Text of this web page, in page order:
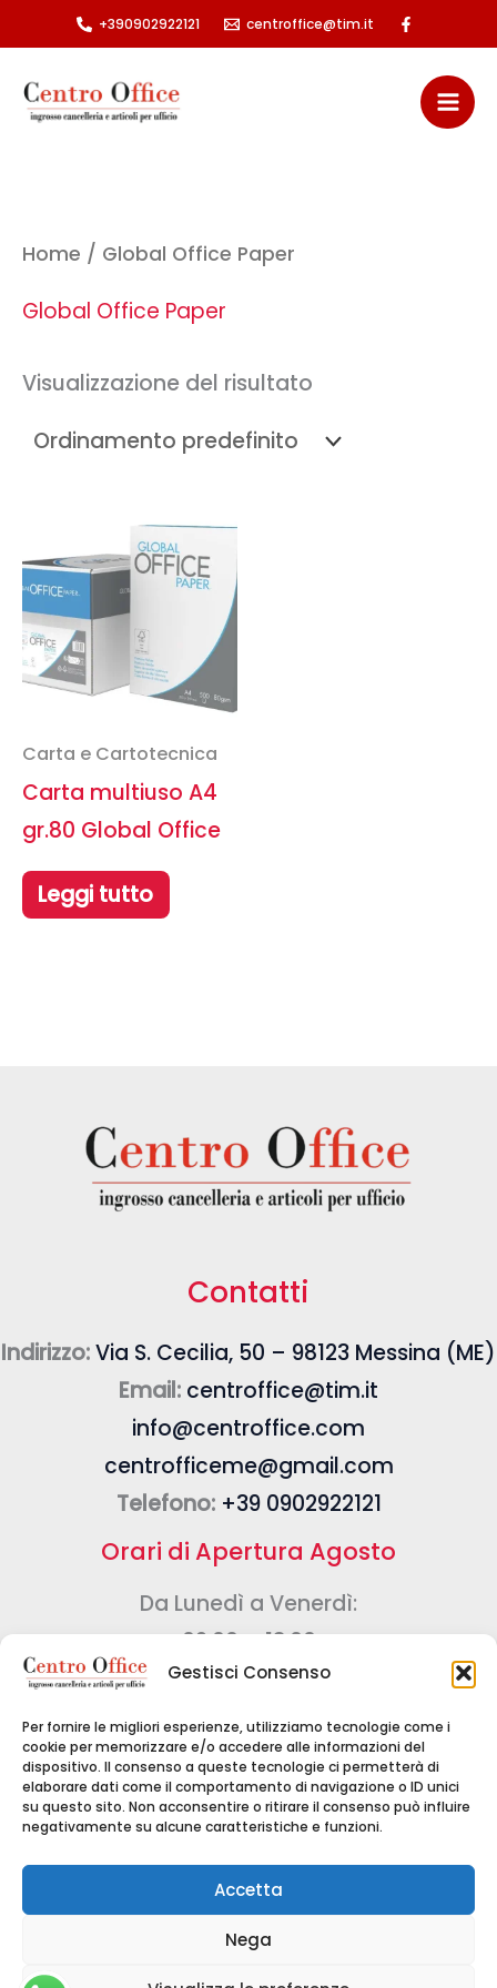
Gestisci Consenso
Per fornire le migliori esperienze, utilizziamo tecnologie come i
cookie per memorizzare e/o accedere alle informazioni del
dispositivo. Il consenso a queste tecnologie ci permetterà di
elaborare dati come il comportamento di navigazione o ID unici
su questo sito. Non acconsentire o ritirare il consenso può influire
negativamente su alcune caratteristiche e funzioni.
Accetta
Nega
al
contenuto
+390902922121 centroffice@tim.it
Home / Global Office Paper
Global Office Paper
Visualizzazione del risultato
Carta e Cartotecnica
Carta multiuso A4
gr.80 Global Office
Leggi tutto
Contatti
Indirizzo:Via S. Cecilia, 50 – 98123 Messina (ME)
Email: centroffice@tim.it
info@centroffice.com
centrofficeme@gmail.com
Telefono: +39 0902922121
Orari di Apertura Agosto
Da Lunedì a Venerdì:
09:00 – 13:00
Sabato e Domenica:CHIUSO
Chiuso per ferie
Dal 17/08/26 al 28/08/26
Copyright © 2024 CENTRO OFFICE DI GRASSO
Cookie Policy